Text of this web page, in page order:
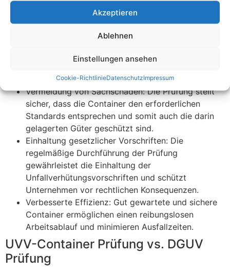
Akzeptieren
Ablehnen
Einstellungen ansehen
Cookie-RichtlinieDatenschutzImpressum
Prüfung bietet eine Vielzahl von Vorteilen für
Unternehmen:
Gesteigerte Sicherheit: Durch die Identifizierung
und Behebung potenzieller Sicherheitsmängel
werden Unfälle und Verletzungen am Arbeitsplatz
vermieden.
Vermeidung von Sachschäden: Die Prüfung stellt
sicher, dass die Container den erforderlichen
Standards entsprechen und somit auch die darin
gelagerten Güter geschützt sind.
Einhaltung gesetzlicher Vorschriften: Die
regelmäßige Durchführung der Prüfung
gewährleistet die Einhaltung der
Unfallverhütungsvorschriften und schützt
Unternehmen vor rechtlichen Konsequenzen.
Verbesserte Effizienz: Gut gewartete und sichere
Container ermöglichen einen reibungslosen
Arbeitsablauf und minimieren Ausfallzeiten.
UVV-Container Prüfung vs. DGUV
Prüfung